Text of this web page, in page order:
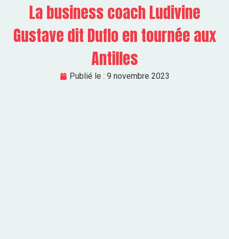
La business coach Ludivine
Gustave dit Duflo en tournée aux
Antilles
Publié le : 9 novembre 2023